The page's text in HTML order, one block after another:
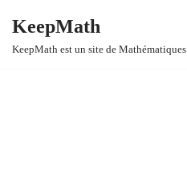
Aller
KeepMath
KeepMath est un site de Mathématiques